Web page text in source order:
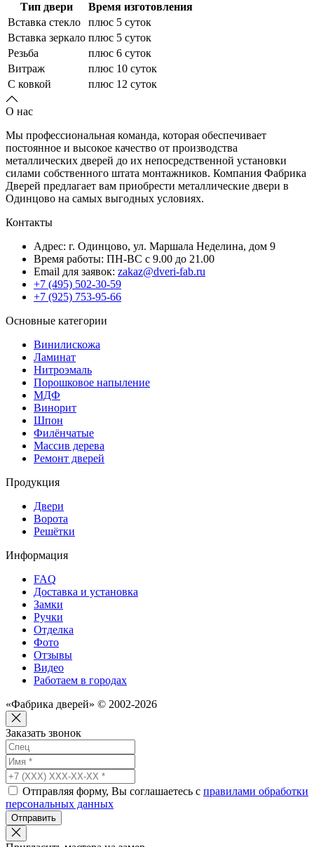
Тип двери
Время изготовления
Вставка стекло
плюс 5 суток
Вставка зеркало плюс 5 суток
Резьба
плюс 6 суток
Витраж
плюс 10 суток
С ковкой
плюс 12 суток
О нас
Мы профессиональная команда, которая обеспечивает
постоянное и высокое качество от производства
металлических дверей до их непосредственной установки
силами собственного штата монтажников. Компания Фабрика
Дверей предлагает вам приобрести металлические двери в
Одинцово на самых выгодных условиях.
Контакты
Адрес: г. Одинцово, ул. Маршала Неделина, дом 9
Время работы: ПН-ВС с 9.00 до 21.00
Email для заявок: zakaz@dveri-fab.ru
+7 (495) 502-30-59
+7 (925) 753-95-66
Основные категории
Винилискожа
Ламинат
Нитроэмаль
Порошковое напыление
МДФ
Винорит
Шпон
Филёнчатые
Массив дерева
Ремонт дверей
Продукция
Двери
Ворота
Решётки
Информация
FAQ
Доставка и установка
Замки
Ручки
Отделка
Фото
Отзывы
Видео
Работаем в городах
«Фабрика дверей» © 2002-2026
Заказать звонок
Отправляя форму, Вы соглашаетесь с правилами обработки
персональных данных
Отправить